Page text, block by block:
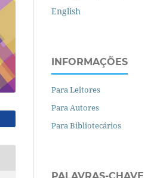
English
INFORMAÇÕES
Para Leitores
Para Autores
Para Bibliotecários